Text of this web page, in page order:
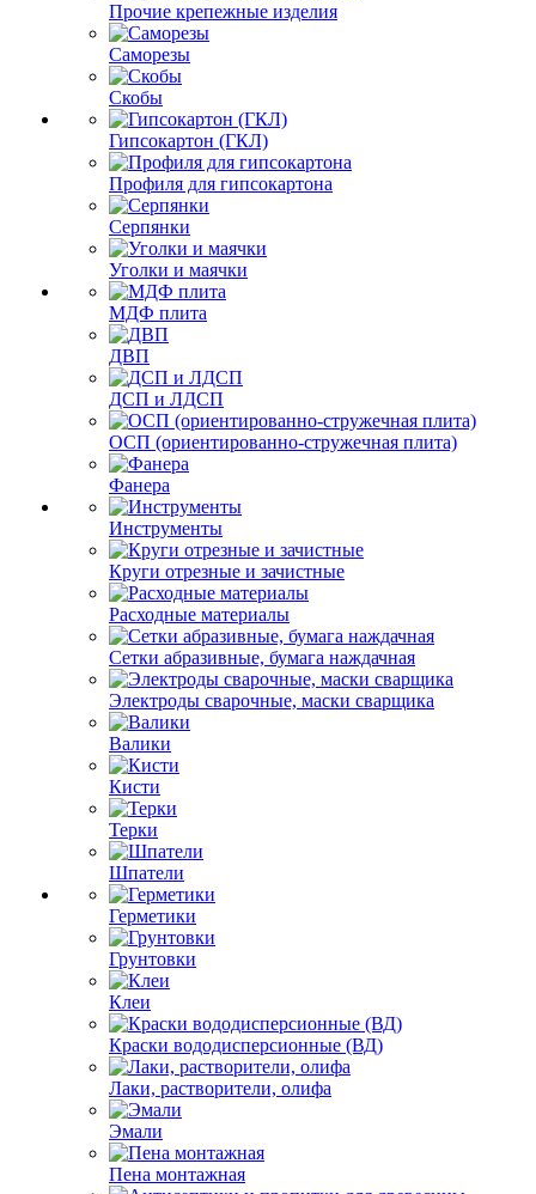
Прочие крепежные изделия
Саморезы
Скобы
Гипсокартон (ГКЛ)
Профиля для гипсокартона
Серпянки
Уголки и маячки
МДФ плита
ДВП
ДСП и ЛДСП
ОСП (ориентированно-стружечная плита)
Фанера
Инструменты
Круги отрезные и зачистные
Расходные материалы
Сетки абразивные, бумага наждачная
Электроды сварочные, маски сварщика
Валики
Кисти
Терки
Шпатели
Герметики
Грунтовки
Клеи
Краски вододисперсионные (ВД)
Лаки, растворители, олифа
Эмали
Пена монтажная